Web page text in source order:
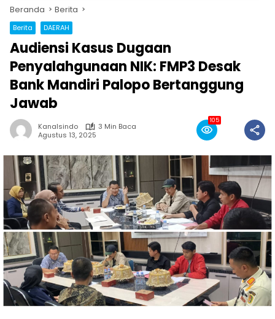
Beranda Berita
Berita DAERAH
Audiensi Kasus Dugaan
Penyalahgunaan NIK: FMP3 Desak
Bank Mandiri Palopo Bertanggung
Jawab
Kanalsindo
3 Min Baca
Agustus 13, 2025
105